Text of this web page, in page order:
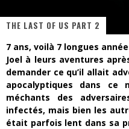
THE LAST OF US PART 2
7 ans, voilà 7 longues
Joel à leurs aventures
demander ce qu’il allait
apocalyptiques dans
méchants des
infectés, mais bien les
était parfois lent dans sa